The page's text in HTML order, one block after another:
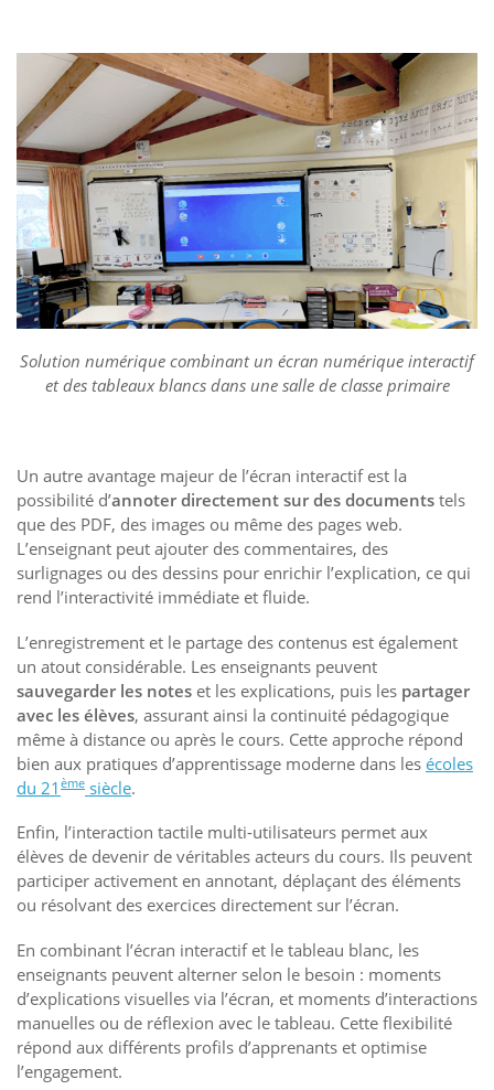
Solution numérique combinant un écran numérique interactif
et des tableaux blancs dans une salle de classe primaire
Un autre avantage majeur de l’écran interactif est la
possibilité d’annoter directement sur des documents tels
que des PDF, des images ou même des pages web.
L’enseignant peut ajouter des commentaires, des
surlignages ou des dessins pour enrichir l’explication, ce qui
rend l’interactivité immédiate et fluide.
L’enregistrement et le partage des contenus est également
un atout considérable. Les enseignants peuvent
sauvegarder les notes et les explications, puis les partager
avec les élèves, assurant ainsi la continuité pédagogique
même à distance ou après le cours. Cette approche répond
bien aux pratiques d’apprentissage moderne dans les écoles
du 21 ème siècle.
Enfin, l’interaction tactile multi-utilisateurs permet aux
élèves de devenir de véritables acteurs du cours. Ils peuvent
participer activement en annotant, déplaçant des éléments
ou résolvant des exercices directement sur l’écran.
En combinant l’écran interactif et le tableau blanc, les
enseignants peuvent alterner selon le besoin : moments
d’explications visuelles via l’écran, et moments d’interactions
manuelles ou de réflexion avec le tableau. Cette flexibilité
répond aux différents profils d’apprenants et optimise
l’engagement.